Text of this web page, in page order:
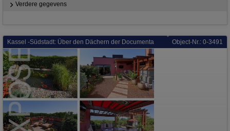
Verdere gegevens
Kassel -Südstadt: Über den Dächern der Documenta Object-Nr.: 0-3491